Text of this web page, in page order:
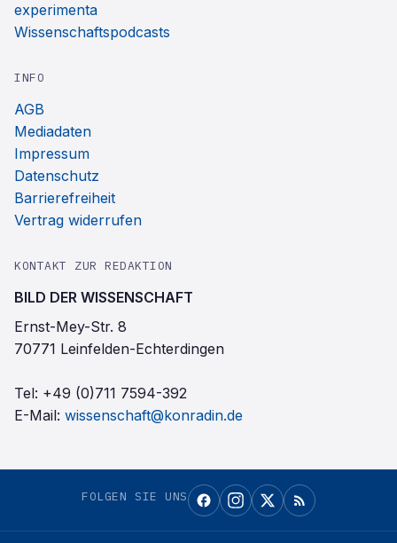
experimenta
Wissenschaftspodcasts
INFO
AGB
Mediadaten
Impressum
Datenschutz
Barrierefreiheit
Vertrag widerrufen
KONTAKT ZUR REDAKTION
BILD DER WISSENSCHAFT
Ernst-Mey-Str. 8
70771 Leinfelden-Echterdingen
Tel: +49 (0)711 7594-392
E-Mail: wissenschaft@konradin.de
FOLGEN SIE UNS